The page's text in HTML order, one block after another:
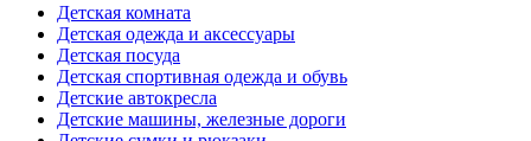
Детская комната
Детская одежда и аксессуары
Детская посуда
Детская спортивная одежда и обувь
Детские автокресла
Детские машины, железные дороги